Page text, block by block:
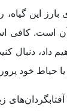
بارز این
است. کافی
داد، دنبال
یا حیاط خود